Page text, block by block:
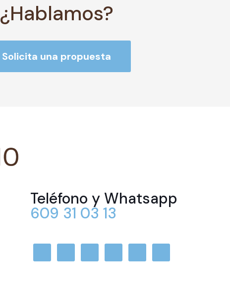
¿Hablamos?
Solicita una propuesta
Teléfono y Whatsapp
609 31 03 13